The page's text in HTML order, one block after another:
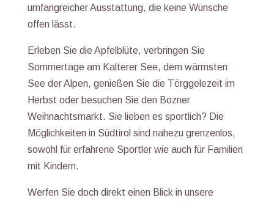
umfangreicher Ausstattung, die keine Wünsche
offen lässt.
Erleben Sie die Apfelblüte, verbringen Sie
Sommertage am Kalterer See, dem wärmsten
See der Alpen, genießen Sie die Törggelezeit im
Herbst oder besuchen Sie den Bozner
Weihnachtsmarkt. Sie lieben es sportlich? Die
Möglichkeiten in Südtirol sind nahezu grenzenlos,
sowohl für erfahrene Sportler wie auch für Familien
mit Kindern.
Werfen Sie doch direkt einen Blick in unsere